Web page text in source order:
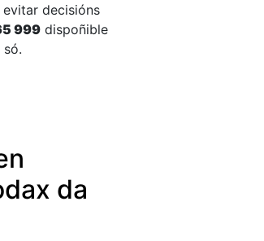
evitar decisións
999 dispoñible
da